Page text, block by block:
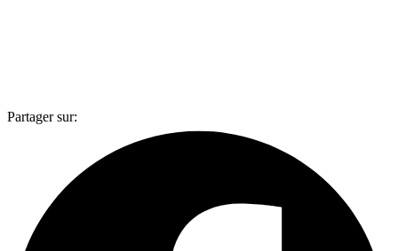
Partager sur: